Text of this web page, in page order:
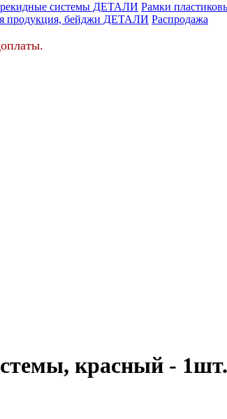
системы ДЕТАЛИ Рамки
продукция, бейджи ДЕТАЛИ Распродажа
красный - 1шт.